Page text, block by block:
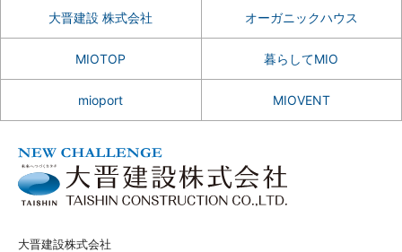
大晋建設 株式会社 オーガニックハウス
MIOTOP 暮らしてMIO
mioport MIOVENT
大晋建設株式会社